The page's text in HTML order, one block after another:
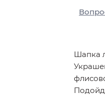
Шапка